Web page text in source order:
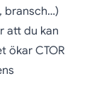
bransch…)
att du kan
ökar CTOR